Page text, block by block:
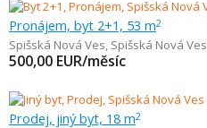
Pronájem, byt 2+1, 53 m2
Spišská Nová Ves, Spišská Nová Ves
500,00 EUR/měsíc
Prodej, jiný byt, 18 m2